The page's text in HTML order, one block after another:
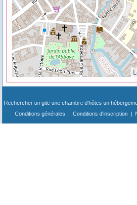
Rechercher un gite une chambre d'hôtes un
Conditions générales
| Conditions d'inscription |